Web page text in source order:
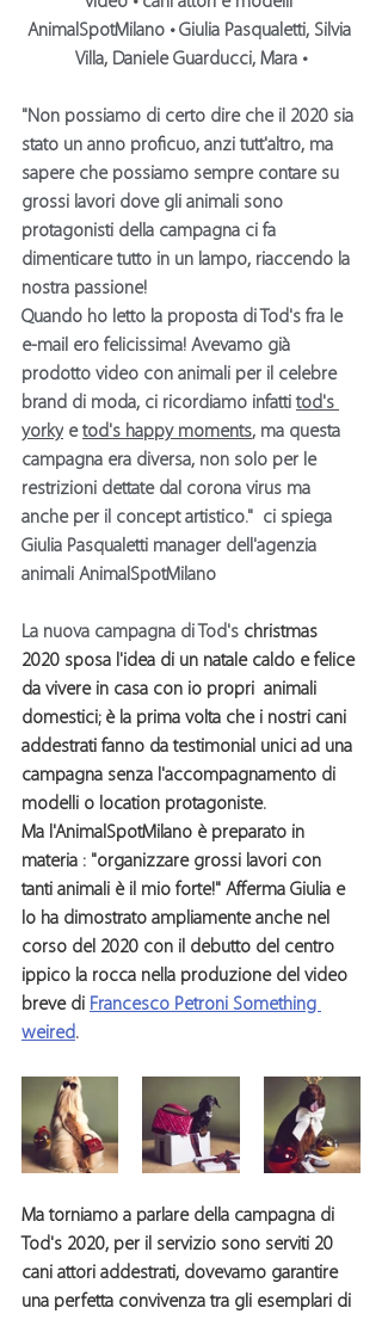
AnimalSpotMilano • Giulia Pasqualetti, Silvia
Villa, Daniele Guarducci, Mara •
"Non possiamo di certo dire che il 2020 sia
stato un anno proficuo, anzi tutt'altro, ma
sapere che possiamo sempre contare su
grossi lavori dove gli animali sono
protagonisti della campagna ci fa
dimenticare tutto in un lampo, riaccendo la
nostra passione!
Quando ho letto la proposta di
Tod's fra le
e-mail ero felicissima! Avevamo già
prodotto video con animali per il celebre
brand di moda, ci ricordiamo infatti tod's
yorky e tod's happy moments, ma questa
campagna era diversa, non solo per le
restrizioni dettate dal corona virus ma
anche per il concept artistico."  ci spiega
Giulia Pasqualetti manager dell'agenzia
animali AnimalSpotMilano
La nuova campagna di Tod's christmas
2020 sposa l'idea di un natale caldo e felice
da vivere in casa con io propri  animali
domestici; è la prima volta che i nostri cani
addestrati fanno da testimonial unici ad una
campagna senza l'accompagnamento di
modelli o location protagoniste.
Ma l'AnimalSpotMilano è preparato in
materia : "organizzare grossi lavori con
tanti animali è il mio forte!" Afferma Giulia e
lo ha dimostrato ampliamente anche nel
corso del 2020 con il debutto del centro
ippico la rocca nella produzione del video
breve di Francesco Petroni Something
weired.
Ma torniamo a parlare della campagna di
Tod's 2020, per il servizio sono serviti 20
cani attori addestrati, dovevamo garantire
una perfetta convivenza tra gli esemplari di